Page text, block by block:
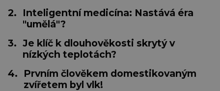
2.
Inteligentní medicína: Nastává éra
"umělá"?
3. Je klíč k dlouhověkosti skrytý v
nízkých teplotách?
4.
Prvním člověkem domestikovaným
zvířetem byl vlk!